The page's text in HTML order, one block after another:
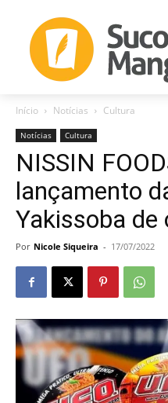
Início Notícias Cultura
Notícias Cultura
NISSIN
lançamento
Yakissoba de
Por Nicole Siqueira - 17/07/2022